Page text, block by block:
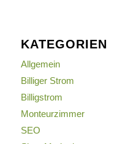
KATEGORIEN
Allgemein
Billiger Strom
Billigstrom
Monteurzimmer
SEO